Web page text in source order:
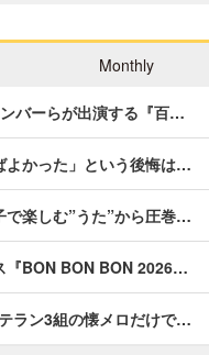
Monthly
バーらが出演する『百…
かった」という後悔は…
楽しむ”うた”から圧巻…
『BON BON BON 2026…
ラン3組の懐メロだけで…